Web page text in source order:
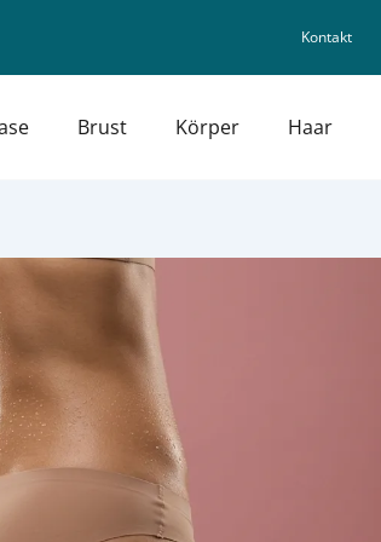
Kontakt
Brust Körper Haar